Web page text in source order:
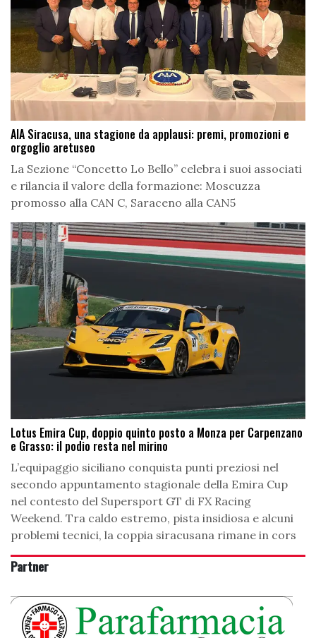
AIA Siracusa, una stagione da applausi: premi, promozioni e
orgoglio aretuseo
La Sezione “Concetto Lo Bello” celebra i suoi associati
e rilancia il valore della formazione: Moscuzza
promosso alla CAN C, Saraceno alla CAN5
Lotus Emira Cup, doppio quinto posto a Monza per Carpenzano
e Grasso: il podio resta nel mirino
L’equipaggio siciliano conquista punti preziosi nel
secondo appuntamento stagionale della Emira Cup
nel contesto del Supersport GT di FX Racing
Weekend. Tra caldo estremo, pista insidiosa e alcuni
problemi tecnici, la coppia siracusana rimane in cors
Partner